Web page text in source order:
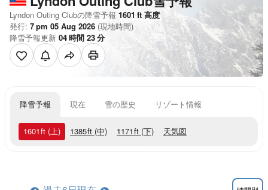
Lyndon Outing Clubの降雪予報 1601 ft 高度
発行: 7 pm 05 Aug 2026 (現地時間)
降雪予報更新 04時間 23分
降雪予報 現在 雪の歴史 リゾート情報
1601ft (上) 1385ft (中) 1171ft (下) 天気図